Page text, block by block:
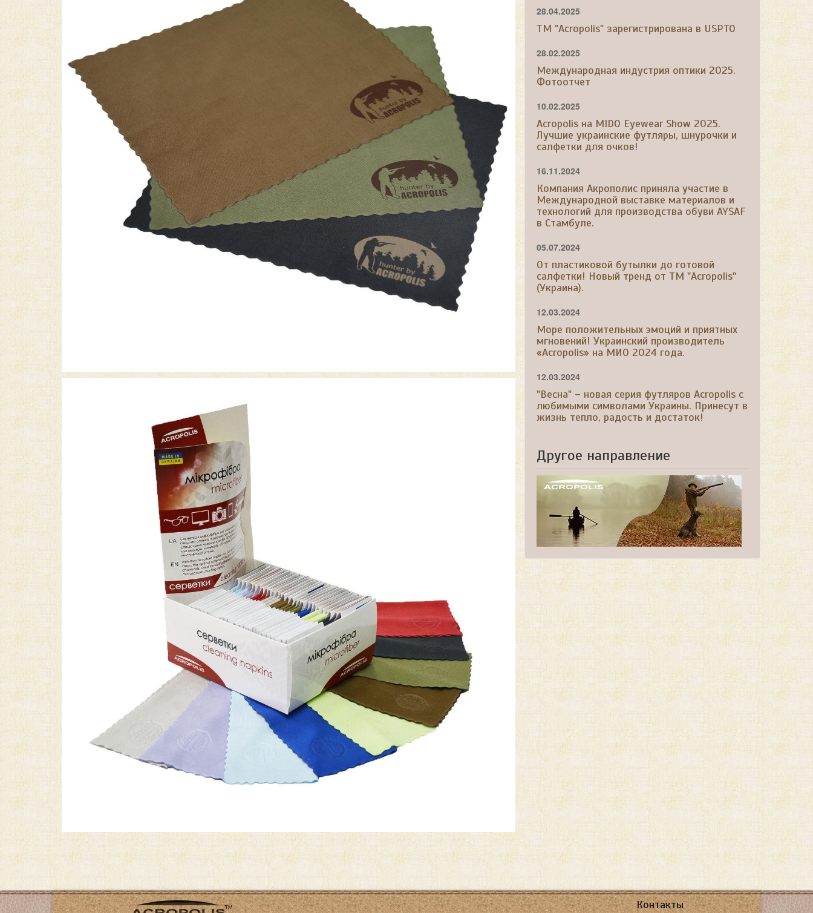
28.04.2025
ТМ "Acropolis" зарегистрирована в USPTO
28.02.2025
Международная индустрия оптики 2025.
Фотоотчет
10.02.2025
Acropolis на MIDO Eyewear Show 2025.
Лучшие украинские футляры, шнурочки и
салфетки для очков!
16.11.2024
Компания Акрополис приняла участие в
Международной выставке материалов и
технологий для производства обуви AYSAF
в Стамбуле.
05.07.2024
От пластиковой бутылки до готовой
салфетки! Новый тренд от ТМ "Acropolis"
(Украина).
12.03.2024
Море положительных эмоций и приятных
мгновений! Украинский производитель
«Acropolis» на МИО 2024 года.
12.03.2024
"Весна" – новая серия футляров Acropolis с
любимыми символами Украины. Принесут в
жизнь тепло, радость и достаток!
Другое направление
Контакты